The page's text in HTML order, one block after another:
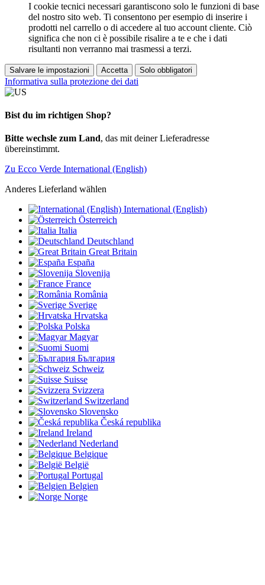
I cookie tecnici necessari garantiscono solo le funzioni di base
del nostro sito web. Ti consentono per esempio di inserire i
prodotti nel carrello o di accedere al tuo account cliente. Ciò
significa che non ci è possibile risalire a te e che i dati
risultanti non verranno mai trasmessi a terzi.
Salvare le impostazioni Accetta Solo obbligatori
Informativa sulla protezione dei dati
Bist du im richtigen Shop?
Bitte wechsle zum Land, das mit deiner Lieferadresse
übereinstimmt.
Zu Ecco Verde International (English)
Anderes Lieferland wählen
International (English)
Österreich
Italia
Deutschland
Great Britain
España
Slovenija
France
România
Sverige
Hrvatska
Polska
Magyar
Suomi
България
Schweiz
Suisse
Svizzera
Switzerland
Slovensko
Česká republika
Ireland
Nederland
Belgique
België
Portugal
Belgien
Norge